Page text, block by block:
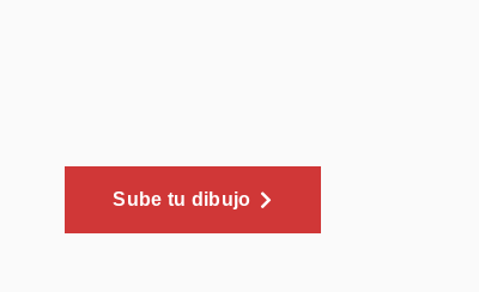
Sube tu dibujo